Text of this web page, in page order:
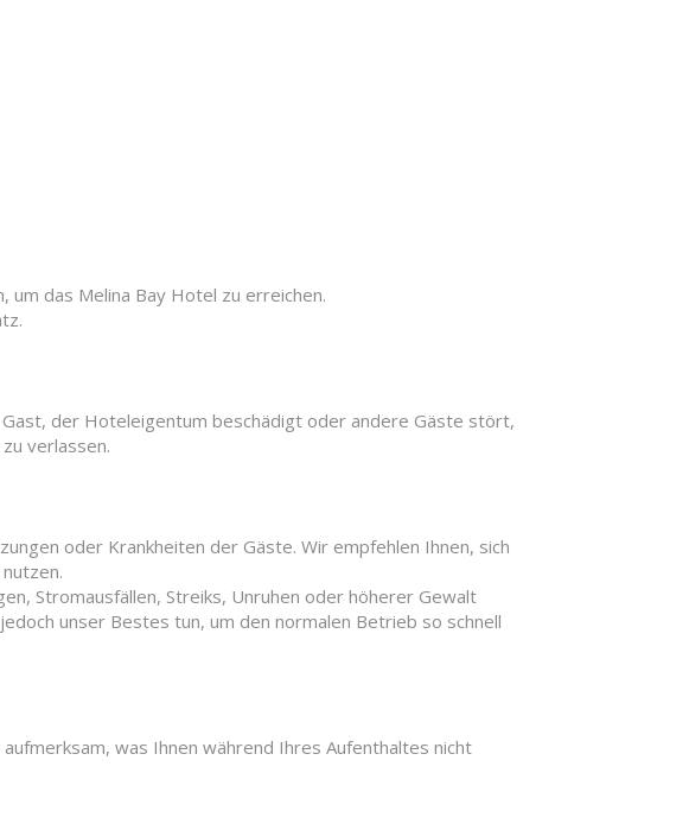
das Melina Bay Hotel zu erreichen.
der Hoteleigentum beschädigt oder andere Gäste stört,
verlassen.
oder Krankheiten der Gäste. Wir empfehlen Ihnen, sich
Stromausfällen, Streiks, Unruhen oder höherer Gewalt
unser Bestes tun, um den normalen Betrieb so schnell
was Ihnen während Ihres Aufenthaltes nicht